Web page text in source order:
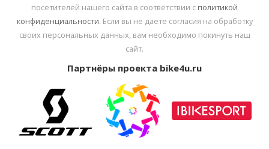
посетителей нашего сайта в соответствии с политикой
конфиденциальности. Если вы не даете согласия на обработку
своих персональных данных, вам необходимо покинуть наш
сайт.
Партнёры проекта bike4u.ru